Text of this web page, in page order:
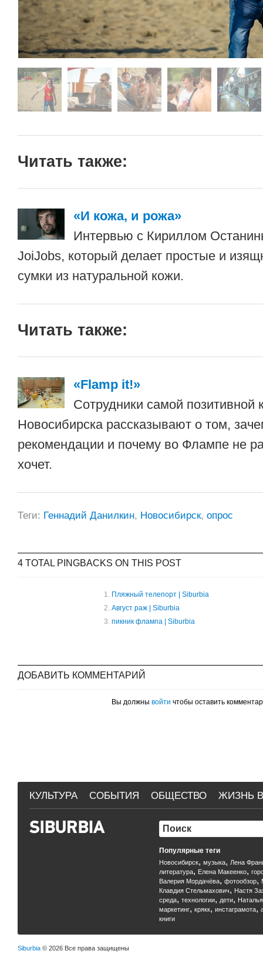
Читать также:
«И кожа, и рожа»
Интервью с Кириллом
JoiJobs, который делает простые и
сумки из натуральной кожи.
Читать также:
«Flamp it!»
Сотрудники самой позитивной
Новосибирска рассказывают о том,
рекомендации и почему во Флампе не
хочет.
Теги: Геннадий Данилкин, Новосибирск, опрос
4 TOTAL PINGBACKS ON THIS POST
Пляжный телепорт | Siburbia
Август раж | Siburbia
пикник флампа | Siburbia
ДОБАВИТЬ КОММЕНТАРИЙ
Вы должны войти чтобы оставить
КУЛЬТУРА СОБЫТИЯ ОБЩЕСТВО ЖИЗНЬ
Популярные теги
Новосибирск, музыка, Лена
литература, Елена Макеенко,
Валерия Мордачёва, фотообзор,
Клавдия Стельмахович, Настя
среда, технологии, дети,
маркетинг, крякк, инстаграмота,
книги
Siburbia © 2026 Все права защищены